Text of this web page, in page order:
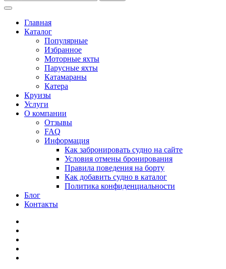
Главная
Каталог
Популярные
Избранное
Моторные яхты
Парусные яхты
Катамараны
Катера
Круизы
Услуги
О компании
Отзывы
FAQ
Информация
Как забронировать судно на сайте
Условия отмены бронирования
Правила поведения на борту
Как добавить судно в каталог
Политика конфиденциальности
Блог
Контакты